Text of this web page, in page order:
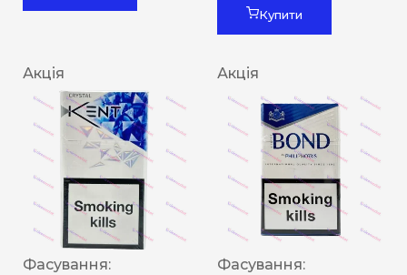
Купити
Акція
Фасування:
Акція
Фасування: